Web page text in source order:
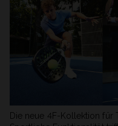
Die neue 4F-Kollektion für